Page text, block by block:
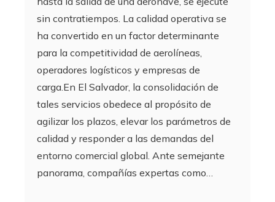
sin contratiempos. La calidad operativa se
ha convertido en un factor determinante
para la competitividad de aerolíneas,
operadores logísticos y empresas de
carga.En El Salvador, la consolidación de
tales servicios obedece al propósito de
agilizar los plazos, elevar los parámetros de
calidad y responder a las demandas del
entorno comercial global. Ante semejante
panorama, compañías expertas como…